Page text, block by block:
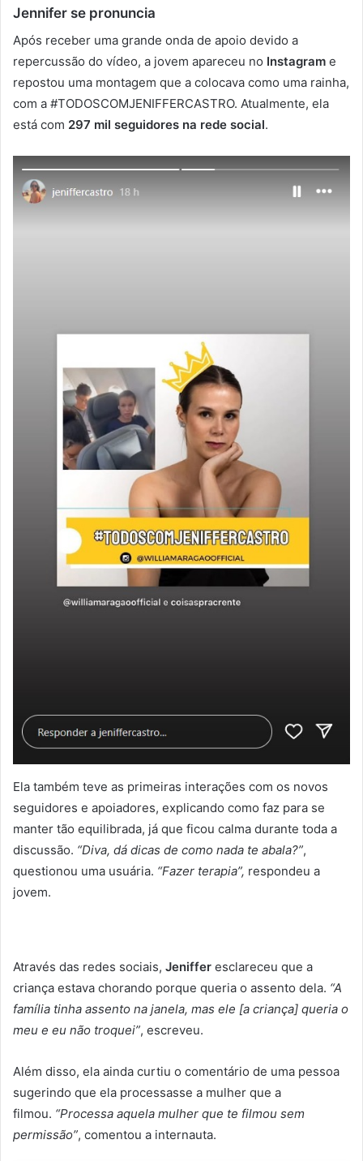
Jennifer se pronuncia
Após receber uma grande onda de apoio devido a
repercussão do vídeo, a jovem apareceu no Instagram e
repostou uma montagem que a colocava como uma rainha,
com a #TODOSCOMJENIFFERCASTRO. Atualmente, ela
está com 297 mil seguidores na rede social.
Ela também teve as primeiras interações com os novos
seguidores e apoiadores, explicando como faz para se
manter tão equilibrada, já que ficou calma durante toda a
discussão. “Diva, dá dicas de como nada te abala?”,
questionou uma usuária. “Fazer terapia”, respondeu a
jovem.
Através das redes sociais, Jeniffer esclareceu que a
criança estava chorando porque queria o assento dela. “A
família tinha assento na janela, mas ele [a criança] queria o
meu e eu não troquei”, escreveu.
Além disso, ela ainda curtiu o comentário de uma pessoa
sugerindo que ela processasse a mulher que a
filmou. “Processa aquela mulher que te filmou sem
permissão”, comentou a internauta.